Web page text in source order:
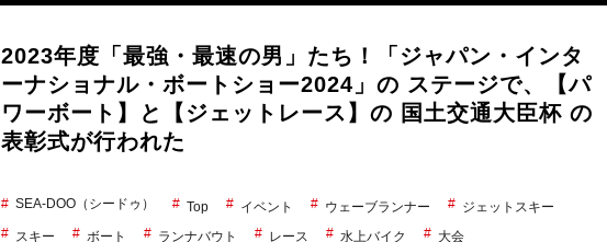
2023年度「最強・最速の男」たち！「ジャパン・インタ
ーナショナル・ボートショー2024」の ステージで、【パ
ワーボート】と【ジェットレース】の 国土交通大臣杯 の
表彰式が行われた
SEA-DOO（シードゥ） Top イベント ウェーブランナー
ジェットスキー
スキー
ボート ランナバウト レース 水上バイク 大会